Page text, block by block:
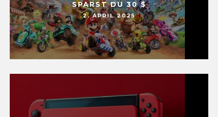
SPARST DU 30 $
2. APRIL 2025